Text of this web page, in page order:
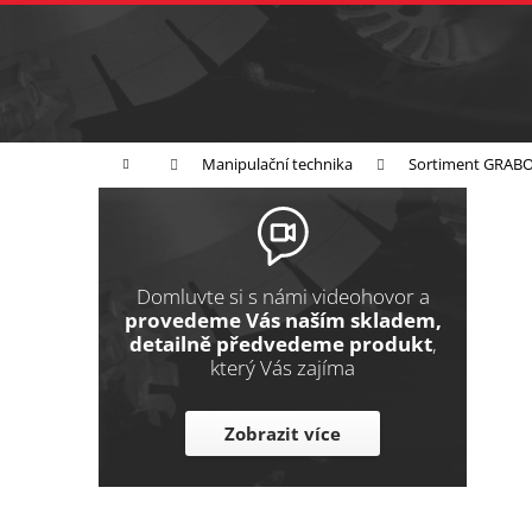
Přejít
Domů Manipulační technika Sortiment
P
p
Domluvte si s námi videohovor a
provedeme Vás naším skladem,
detailně předvedeme produkt,
který Vás zajíma
Zobrazit více
K
k